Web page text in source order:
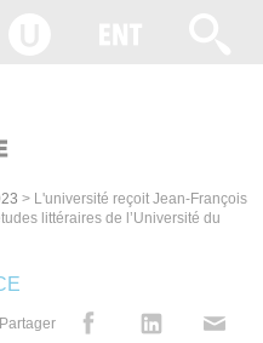
> L'université reçoit Jean-François
littéraires de l’Université du
Partager